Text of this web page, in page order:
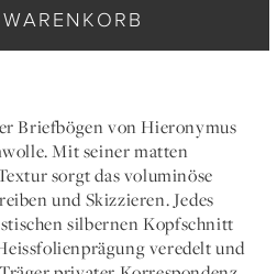
Briefbögen von Hieronymus
Mit seiner matten
sorgt das voluminöse
und Skizzieren. Jedes
silbernen Kopfschnitt
veredelt und